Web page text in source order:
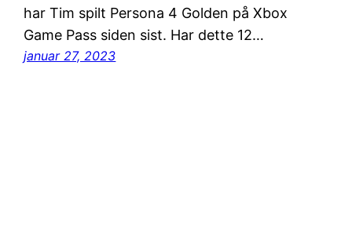
har Tim spilt Persona 4 Golden på Xbox
Game Pass siden sist. Har dette 12…
januar 27, 2023